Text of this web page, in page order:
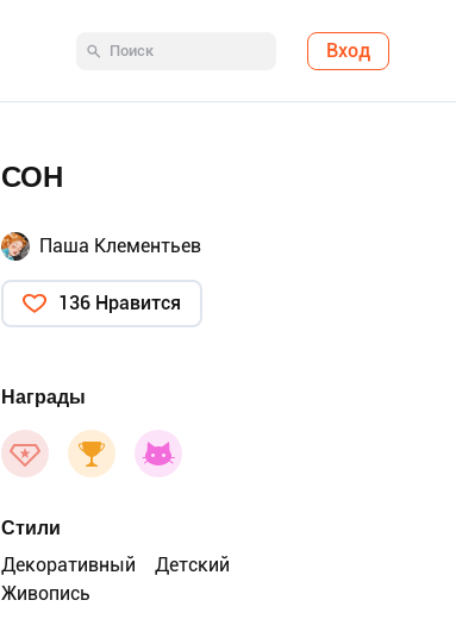
Вход
СОН
Паша Клементьев
136 Нравится
Награды
Стили
Декоративный
Детский
Живопись